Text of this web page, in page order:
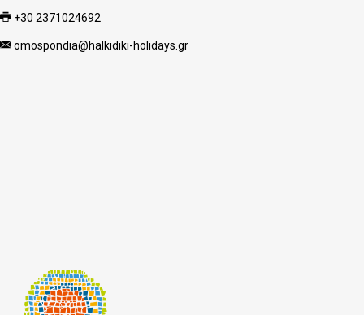
+30 2371024692
omospondia@halkidiki-holidays.gr